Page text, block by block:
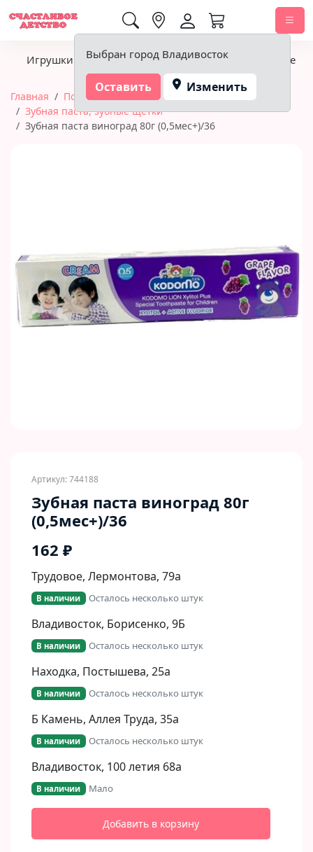
Выбран город Владивосток
Оставить Изменить
Игрушки Детское питание Подгузники, гигиена
Главная
Подгузники, гигиена
Зубная паста, зубные щетки
Зубная паста виноград 80г (0,5мес+)/36
Артикул: 744188
Зубная паста виноград 80г
(0,5мес+)/36
162 ₽
Трудовое, Лермонтова, 79а
В наличии Осталось несколько штук
Владивосток, Борисенко, 9Б​
В наличии Осталось несколько штук
Находка, Постышева, 25а
В наличии Осталось несколько штук
Б Камень, Аллея Труда, 35а
В наличии Осталось несколько штук
Владивосток, 100 летия 68а
В наличии Мало
Добавить в корзину